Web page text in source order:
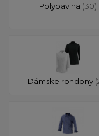
Polybavlna (30)
Dámske rondony